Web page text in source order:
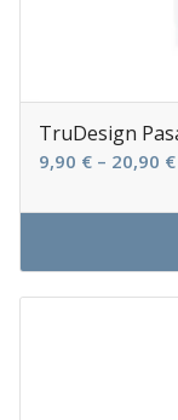
TruDesign
9,90 € – 20,90 €